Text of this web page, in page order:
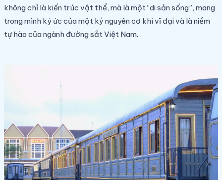
không chỉ là kiến trúc vật thể, mà là một “di sản sống”, mang
trong mình ký ức của một kỷ nguyên cơ khí vĩ đại và là niềm
tự hào của ngành đường sắt Việt Nam.